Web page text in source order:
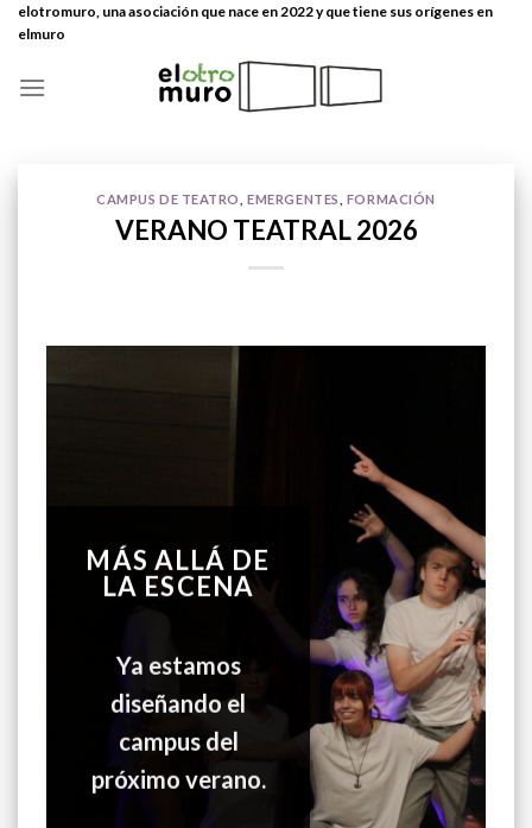
Skipelotromuro, una asociación que nace en 2022 y que tiene sus orígenes en
elmuro
CAMPUS DE TEATRO ,EMERGENTES FORMACIÓN
VERANO TEATRAL 2026
MÁS ALLÁ DE
LA ESCENA
Ya estamos
diseñando el
campus del
próximo verano.